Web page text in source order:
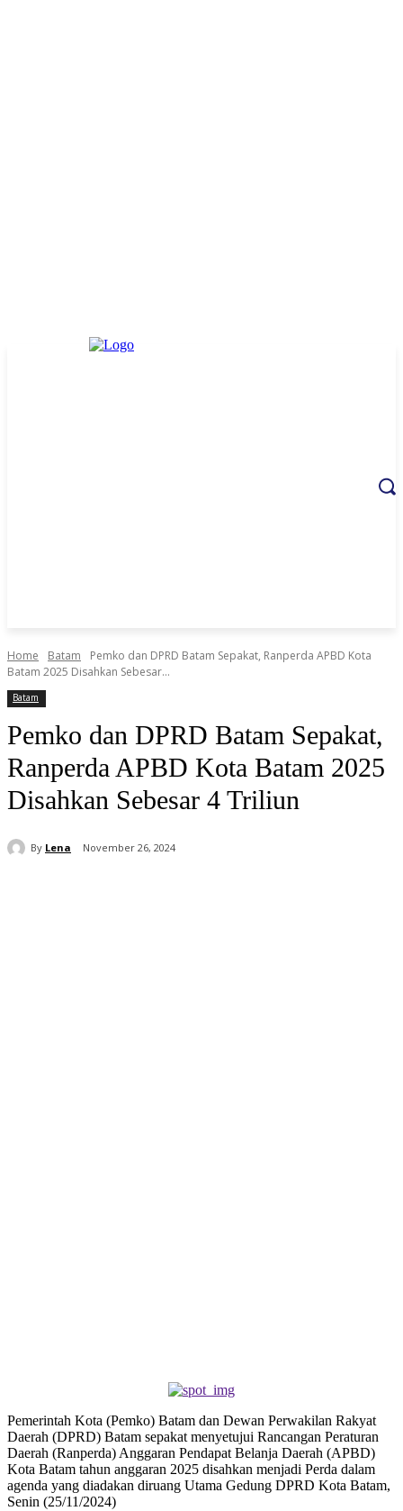
Home Batam
Pemko dan DPRD Batam Sepakat, Ranperda APBD Kota
Batam 2025 Disahkan Sebesar...
Batam
Pemko dan DPRD Batam Sepakat,
Ranperda APBD Kota Batam 2025
Disahkan Sebesar 4 Triliun
By Lena November 26, 2024
Pemerintah Kota (Pemko) Batam dan Dewan Perwakilan Rakyat
Daerah (DPRD) Batam sepakat menyetujui Rancangan Peraturan
Daerah (Ranperda) Anggaran Pendapat Belanja Daerah (APBD)
Kota Batam tahun anggaran 2025 disahkan menjadi Perda dalam
agenda yang diadakan diruang Utama Gedung DPRD Kota Batam,
Senin (25/11/2024)